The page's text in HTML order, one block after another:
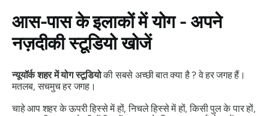
आस-पास के इलाकों में योग - अपने
नज़दीकी स्टूडियो खोजें
न्यूयॉर्क शहर में योग स्टूडियोकी सबसे अच्छी बात क्या है ? वे हर जगह हैं।
मतलब,सचमुचहर जगह।
चाहे आप शहर के ऊपरी हिस्से में हों, निचले हिस्से में हों, किसी पुल के पार हों,